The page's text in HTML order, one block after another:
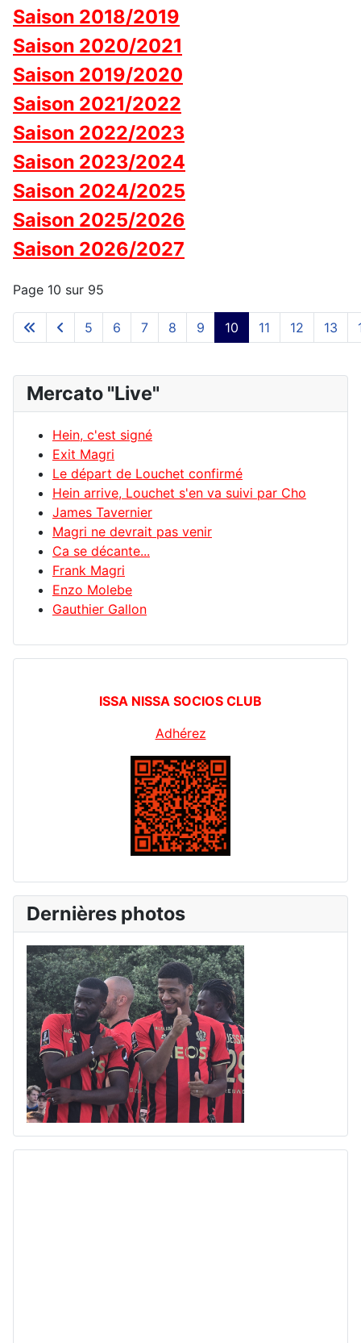
Saison 2018/2019
Saison 2020/2021
Saison 2019/2020
Saison 2021/2022
Saison 2022/2023
Saison 2023/2024
Saison 2024/2025
Saison 2025/2026
Saison 2026/2027
Page 10 sur 95
5 6 7 8 9 10 11 12 13
Mercato "Live"
Hein, c'est signé
Exit Magri
Le départ de Louchet confirmé
Hein arrive, Louchet s'en va suivi par Cho
James Tavernier
Magri ne devrait pas venir
Ca se décante...
Frank Magri
Enzo Molebe
Gauthier Gallon
ISSA NISSA SOCIOS CLUB
Adhérez
Dernières photos